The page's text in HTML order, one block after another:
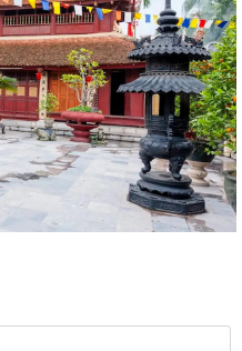
QUYẾT ĐỊNH VỀ TỔ CHỨC, CÁN
CÁC TỔ DÂN...
ƠN ĐÁP NGHĨA" PHƯỜNG AN
CỜ VÀ SINH HOẠT DƯỚI CỜ
ƠN ĐÁP...
hoạt chuyên đề với chủ đề "Kết
LÊN THÀNH BÃO
có khả năng mạnh lên thành